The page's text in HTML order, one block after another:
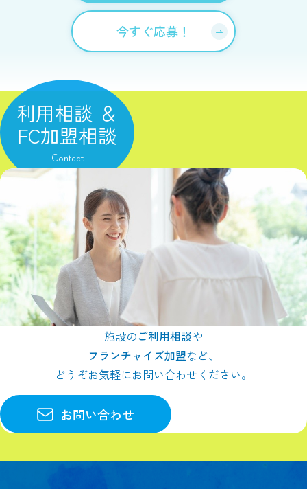
今すぐ応募！
利用相談 ＆
FC加盟相談
Contact
施設のご利用相談や
フランチャイズ加盟など、
どうぞお気軽にお問い合わせください。
お問い合わせ